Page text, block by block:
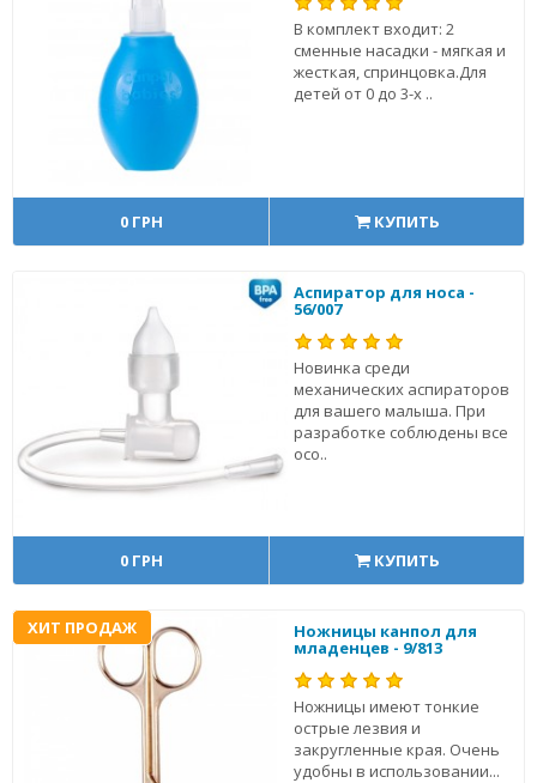
В комплект входит: 2
сменные насадки - мягкая и
жесткая, спринцовка.Для
детей от 0 до 3-х ..
0 ГРН КУПИТЬ
Аспиратор для носа -
56/007
Новинка среди
механических аспираторов
для вашего малыша. При
разработке соблюдены все
осо..
0 ГРН КУПИТЬ
ХИТ ПРОДАЖ Ножницы канпол для
младенцев - 9/813
Ножницы имеют тонкие
острые лезвия и
закругленные края. Очень
удобны в использовании...